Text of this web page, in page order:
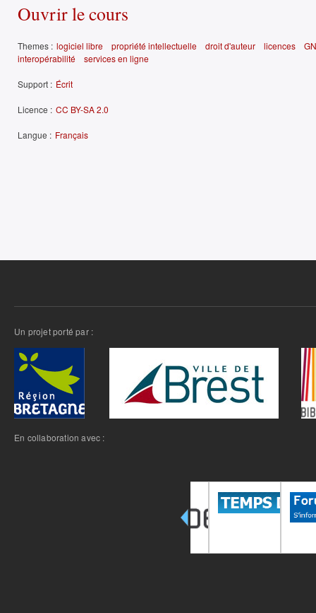
Ouvrir le cours
Themes : logiciel libre propriété intellectuelle droit d'auteur licences
interopérabilité
services en ligne
Support : Écrit
Licence : CC BY-SA 2.0
Langue : Français
Un projet porté par :
En collaboration avec :